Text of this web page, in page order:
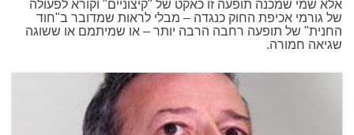
אלא שמי שמכנה תופעה זו כאקט של "קיצוניים" וקורא לפעולה
של גורמי אכיפת החוק כנגדה – מבלי לראות שמדובר ב"חוד
החנית" של תופעה רחבה הרבה יותר – או שמיתמם או ששוגה
שגיאה חמורה.